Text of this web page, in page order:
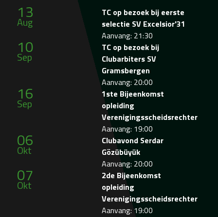
13
Aug
TC op bezoek bij eerste
selectie SV Excelsior'31
Aanvang: 21:30
10
Sep
TC op bezoek bij
Clubarbiters SV
Gramsbergen
Aanvang: 20:00
16
Sep
1ste Bijeenkomst
opleiding
Verenigingsscheidsrechter
Aanvang: 19:00
06
Okt
Clubavond Serdar
Gözübüyük
Aanvang: 20:00
07
Okt
2de Bijeenkomst
opleiding
Verenigingsscheidsrechter
Aanvang: 19:00